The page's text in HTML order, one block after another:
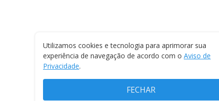
Utilizamos cookies e tecnologia para aprimorar sua
experiência de navegação de acordo com o Aviso de
Privacidade.
FECHAR